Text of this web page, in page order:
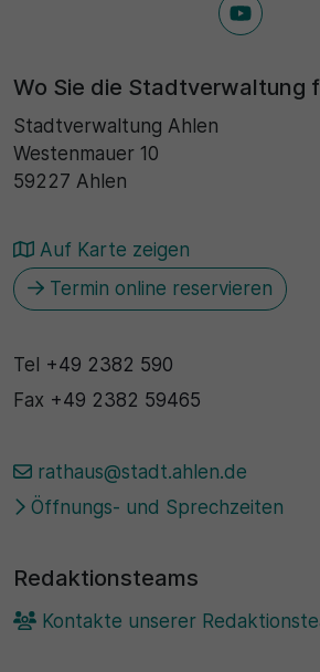
Wo Sie die Stadtverwaltung
Stadtverwaltung Ahlen
Westenmauer 10
59227 Ahlen
Auf Karte zeigen
Termin online reservieren
Tel +49 2382 590
Fax +49 2382 59465
rathaus@stadt.ahlen.de
Öffnungs- und Sprechzeiten
Redaktionsteams
Kontakte unserer